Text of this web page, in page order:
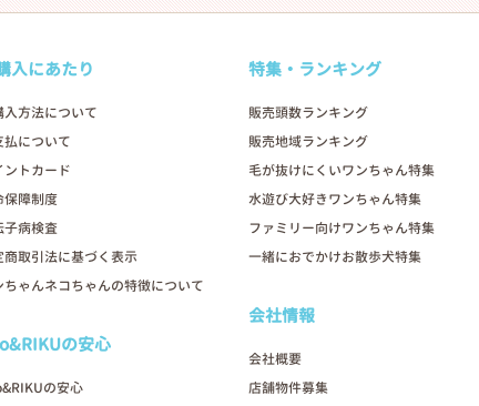
入にあたり
入方法について
払について
ントカード
保障制度
子病検査
商取引法に基づく表示
ちゃんネコちゃんの特徴について
の安心
の安心
特集・ランキング
販売頭数ランキング
販売地域ランキング
毛が抜けにくいワンちゃん特集
水遊び大好きワンちゃん特集
ファミリー向けワンちゃん特集
一緒におでかけお散歩犬特集
会社情報
会社概要
店舗物件募集